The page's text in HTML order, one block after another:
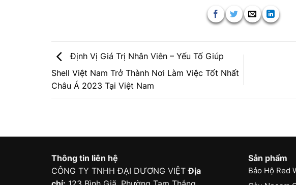
Định Vị Giá Trị Nhân Viên – Yếu Tố Giúp
Shell Việt Nam Trở Thành Nơi Làm Việc Tốt Nhất
Châu Á 2023 Tại Việt Nam
Thông tin liên hệ
CÔNG TY TNHH ĐẠI DƯƠNG VIỆTĐịa
Sản phẩm
Bảo Hộ Red